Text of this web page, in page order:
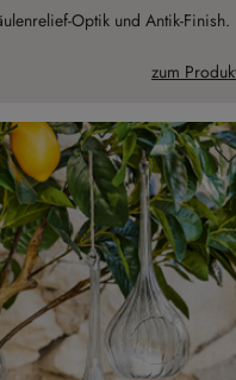
Optik und Antik-Finish.
zum